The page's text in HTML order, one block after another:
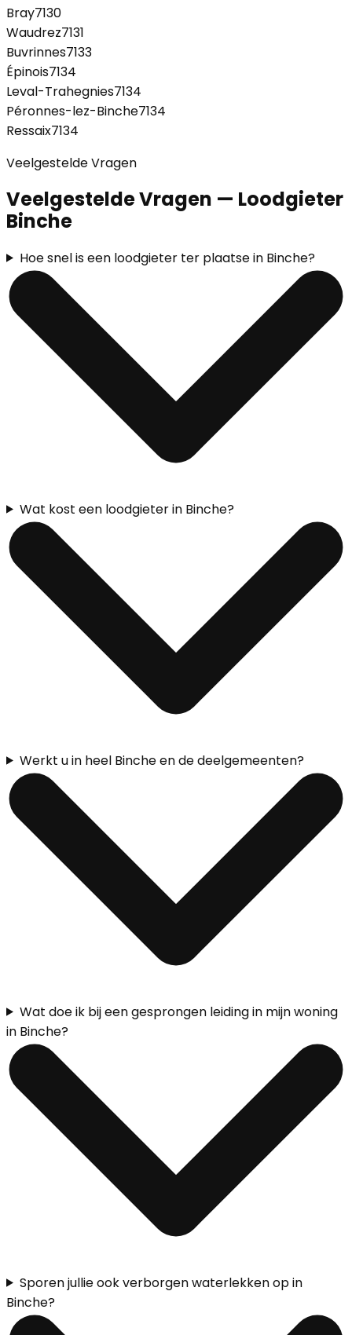
Bray7130
Waudrez7131
Buvrinnes7133
Épinois7134
Leval-Trahegnies7134
Péronnes-lez-Binche7134
Ressaix7134
Veelgestelde Vragen
Veelgestelde Vragen — Loodgieter
Binche
Hoe snel is een loodgieter ter plaatse in Binche?
Wat kost een loodgieter in Binche?
Werkt u in heel Binche en de deelgemeenten?
Wat doe ik bij een gesprongen leiding in mijn woning
in Binche?
Sporen jullie ook verborgen waterlekken op in
Binche?